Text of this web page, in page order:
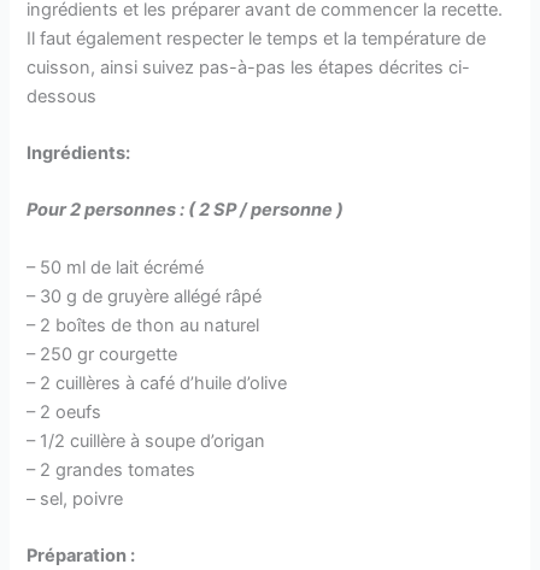
ingrédients et les préparer avant de commencer la recette.
Il faut également respecter le temps et la température de
cuisson, ainsi suivez pas-à-pas les étapes décrites ci-
dessous
Ingrédients:
Pour 2 personnes : ( 2 SP / personne )
– 50 ml de lait écrémé
– 30 g de gruyère allégé râpé
– 2 boîtes de thon au naturel
– 250 gr courgette
– 2 cuillères à café d’huile d’olive
– 2 oeufs
– 1/2 cuillère à soupe d’origan
– 2 grandes tomates
– sel, poivre
Préparation :